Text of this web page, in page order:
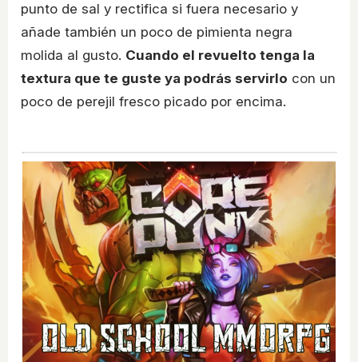
punto de sal y rectifica si fuera necesario y
añade también un poco de pimienta negra
molida al gusto. Cuando el revuelto tenga la
textura que te guste ya podrás servirlo con un
poco de perejil fresco picado por encima.